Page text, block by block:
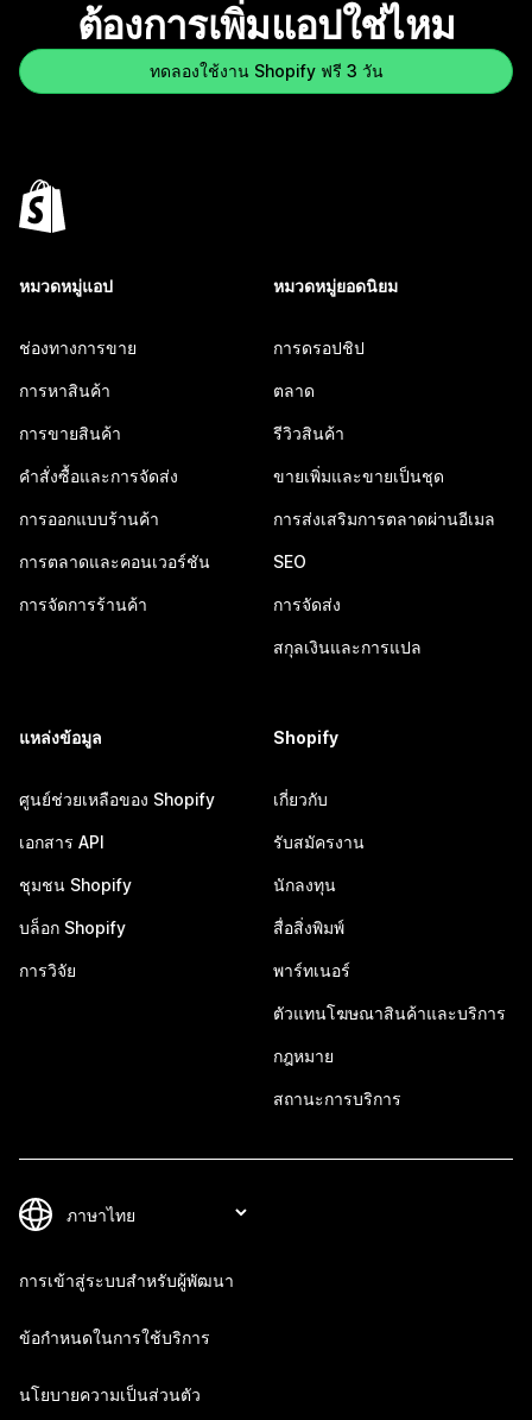
ต้องการเพิ่มแอปใช่ไหม
ทดลองใช้งาน Shopify ฟรี 3 วัน
หมวดหมู่แอป
ช่องทางการขาย
การหาสินค้า
การขายสินค้า
คำสั่งซื้อและการจัดส่ง
การออกแบบร้านค้า
การตลาดและคอนเวอร์ชัน
การจัดการร้านค้า
หมวดหมู่ยอดนิยม
การดรอปชิป
ตลาด
รีวิวสินค้า
ขายเพิ่มและขายเป็นชุด
การส่งเสริมการตลาดผ่านอีเมล
SEO
การจัดส่ง
สกุลเงินและการแปล
แหล่งข้อมูล
ศูนย์ช่วยเหลือของ Shopify
เอกสาร API
ชุมชน Shopify
บล็อก Shopify
การวิจัย
Shopify
เกี่ยวกับ
รับสมัครงาน
นักลงทุน
สื่อสิ่งพิมพ์
พาร์ทเนอร์
ตัวแทนโฆษณาสินค้าและบริการ
กฎหมาย
สถานะการบริการ
การเข้าสู่ระบบสำหรับผู้พัฒนา
ข้อกำหนดในการใช้บริการ
นโยบายความเป็นส่วนตัว